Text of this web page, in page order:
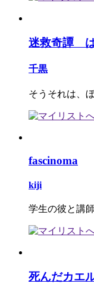
迷救奇譚
千黒
そうそれは、
fascinoma
kiji
学生の彼と講
死んだカエ